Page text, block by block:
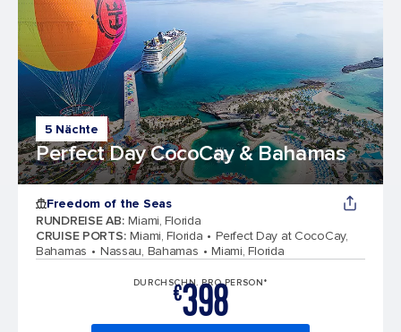
5 Nächte
Perfect Day CocoCay & Bahamas
Freedom of the Seas
RUNDREISE AB: Miami, Florida
CRUISE PORTS: Miami, Florida
Perfect Day at CocoCay,
Bahamas
Nassau, Bahamas Miami, Florida
DURCHSCHN. PRO PERSON*
€398